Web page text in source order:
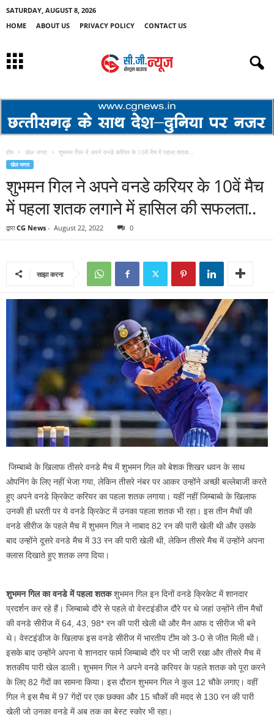
SATURDAY, AUGUST 8, 2026
HOME
ABOUT US PRIVACY POLICY CONTACT US
होम खेल जगत शुभमन गिल ने अपने वनडे करियर के 10वें मैच में पहला शतक...
खेल जगत
शुभमन गिल ने अपने वनडे करियर के 10वें मैच
में पहला शतक लगाने में हासिल की सफलता..
द्वारा CG News - August 22, 2022 0
साझा करना
जिम्बाब्वे के खिलाफ तीसरे वनडे मैच में शुभमन गिल को बेशक शिखर धवन के साथ
ओपनिंग के लिए नहीं भेजा गया, लेकिन तीसरे नंबर पर आकर उन्होंने अच्छी बल्लेबाजी करते
हुए अपने वनडे क्रिकेट करियर का पहला शतक लगाया। यहीं नहीं जिम्बाब्वे के खिलाफ
उनकी ही धरती पर ये वनडे क्रिकेट में उनका पहला शतक भी रहा। इस तीन मैचों की
वनडे सीरीज के पहले मैच में शुभमन गिल ने नाबाद 82 रन की पारी खेली थी और उसके
बाद उन्होंने दूसरे वनडे मैच में 33 रन की पारी खेली थी, लेकिन तीसरे मैच में उन्होंने अपना
क्लास दिखाते हुए शतक लगा दिया।
शुभमन गिल का वनडे में पहला शतकशुभमन गिल इन दिनों वनडे क्रिकेट में शानदार
प्रदर्शन कर रहे हैं। जिम्बाब्वे दौरे से पहले वो वेस्टइंडीज दौरे पर थे जहां उन्होंने तीन मैचों
की वनडे सीरीज में 64, 43, 98* रन की पारी खेली थी और मैन आफ द सीरीज भी बने
थे। वेस्टइंडीज के खिलाफ इस वनडे सीरीज में भारतीय टीम को 3-0 से जीत मिली थी।
इसके बाद उन्होंने अपना ये शानदार फार्म जिम्बाब्वे दौरे पर भी जारी रखा और तीसरे मैच में
शतकीय पारी खेल डाली। शुभमन गिल ने अपने वनडे करियर के पहले शतक को पूरा करने
के लिए 82 गेंदों का सामना किया। इस दौरान शुभमन गिल ने कुल 12 चौके लगाए। वहीं
गिल ने इस मैच में 97 गेंदों पर एक छक्का और 15 चौकों की मदद से 130 रन की पारी
खेली जो उनका वनडे में अब तक का बेस्ट स्कोर भी रहा।